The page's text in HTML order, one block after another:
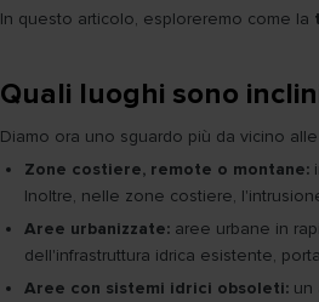
In questo articolo, esploreremo come la
Quali luoghi sono
Diamo ora uno sguardo più da vicino
Zone costiere, remote o montane:
Inoltre, nelle zone costiere,
Aree urbanizzate: aree urbane in
dell'infrastruttura idrica esistente,
Aree con sistemi idrici obsoleti: un